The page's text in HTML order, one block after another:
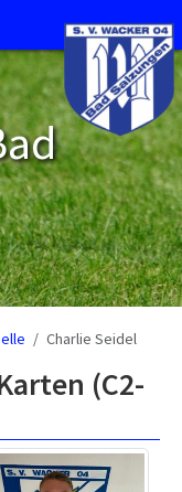
Charlie Seidel
(C2-